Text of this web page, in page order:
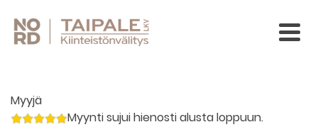
Myyjä
Myynti sujui hienosti alusta loppuun.